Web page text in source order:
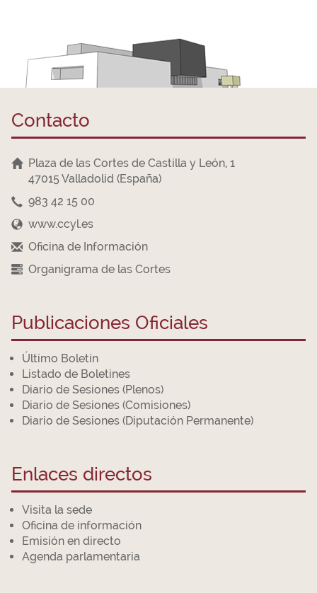
Contacto
Plaza de las Cortes de Castilla y León, 1
47015 Valladolid (España)
983 42 15 00
www.ccyl.es
Oficina de Información
Organigrama de las Cortes
Publicaciones Oficiales
Último Boletín
Listado de Boletines
Diario de Sesiones (Plenos)
Diario de Sesiones (Comisiones)
Diario de Sesiones (Diputación Permanente)
Enlaces directos
Visita la sede
Oficina de información
Emisión en directo
Agenda parlamentaria